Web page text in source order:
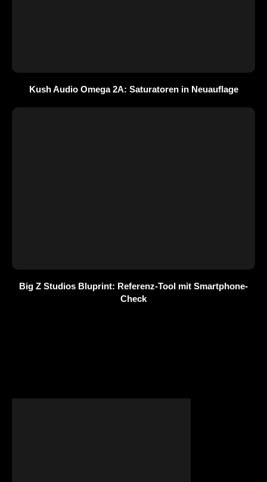
Kush Audio Omega 2A: Saturatoren in Neuauflage
Big Z Studios Bluprint: Referenz-Tool mit Smartphone-
Check